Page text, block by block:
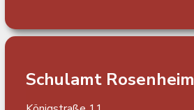
Schulamt Rosenheim